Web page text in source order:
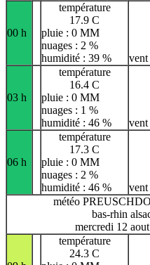
00 h
température
17.9 C
pluie : 0 MM
nuages : 2 %
humidité : 39 %
03 h
température
16.4 C
pluie : 0 MM
nuages : 1 %
humidité : 46 %
06 h
température
17.3 C
pluie : 0 MM
nuages : 2 %
humidité : 46 %
météo
bas-rhin
mercredi 12
température
24.3 C